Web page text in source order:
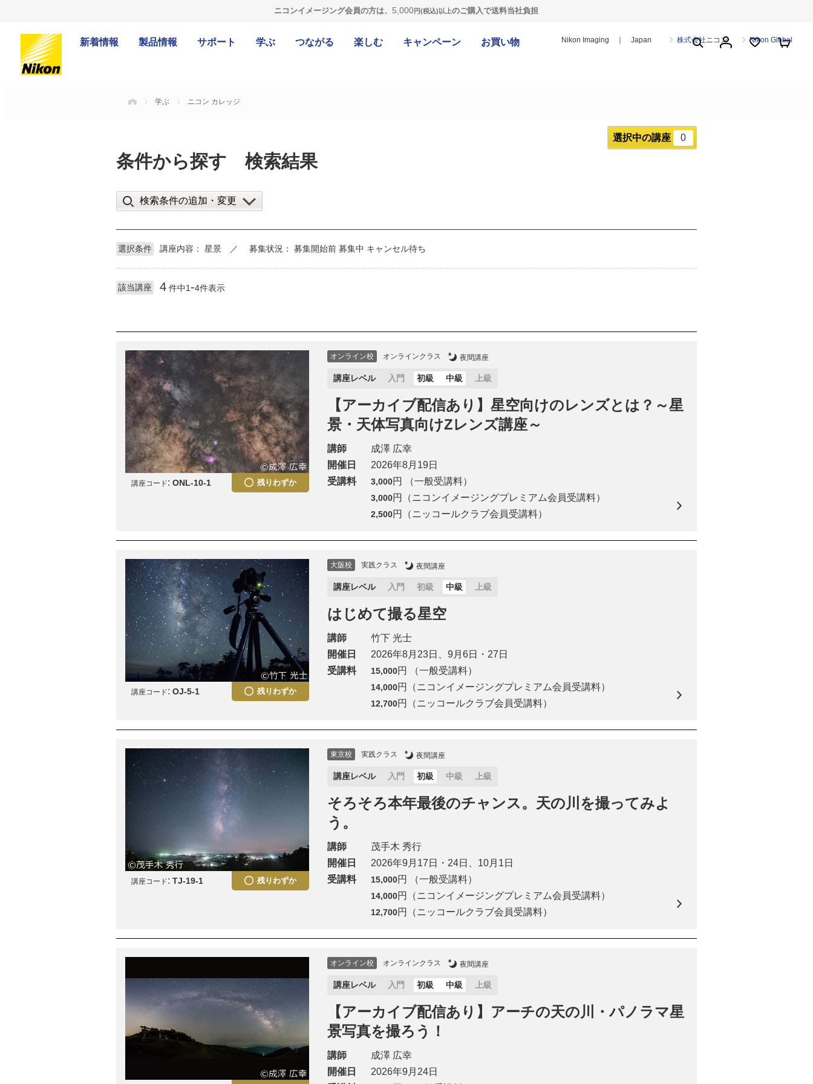
ニコンイメージング会員の方は、 5,000円(税込)以上のご購入で送料当社負担
新着情報 製品情報 サポート 学ぶ つながる 楽しむ キャンペーン お買い物 Nikon Imaging ｜ Japan 株式会社ニコン Nikon Global
HOME学ぶ ニコン カレッジ
選択中の講座 0
条件から探す 検索結果
検索条件の追加・変更
選択条件 講座内容： 星景 募集状況： 募集開始前 募集中 キャンセル待ち
該当講座 4 件中1 -4件表示
講座コード: ONL-10-1 残りわずか
オンライン校 オンラインクラス 夜間講座
講座レベル 入門 初級 中級 上級
【アーカイブ配信あり】星空向けのレンズとは？～星
景・天体写真向けZレンズ講座～
講師
成澤 広幸
開催日
2026年8月19日
受講料
3,000円 （一般受講料）
3,000円（ニコンイメージングプレミアム会員受講料）
2,500円（ニッコールクラブ会員受講料）
講座コード: OJ-5-1 残りわずか
大阪校 実践クラス 夜間講座
講座レベル 入門 初級 中級 上級
はじめて撮る星空
講師
竹下 光士
開催日
2026年8月23日、9月6日・27日
受講料
15,000円 （一般受講料）
14,000円（ニコンイメージングプレミアム会員受講料）
12,700円（ニッコールクラブ会員受講料）
講座コード: TJ-19-1 残りわずか
東京校 実践クラス 夜間講座
講座レベル 入門 初級 中級 上級
そろそろ本年最後のチャンス。天の川を撮ってみよ
う。
講師
茂手木 秀行
開催日
2026年9月17日・24日、10月1日
受講料
15,000円 （一般受講料）
14,000円（ニコンイメージングプレミアム会員受講料）
12,700円（ニッコールクラブ会員受講料）
オンライン校 オンラインクラス 夜間講座
講座レベル 入門 初級 中級 上級
【アーカイブ配信あり】アーチの天の川・パノラマ星
景写真を撮ろう！
講師
成澤 広幸
開催日
2026年9月24日